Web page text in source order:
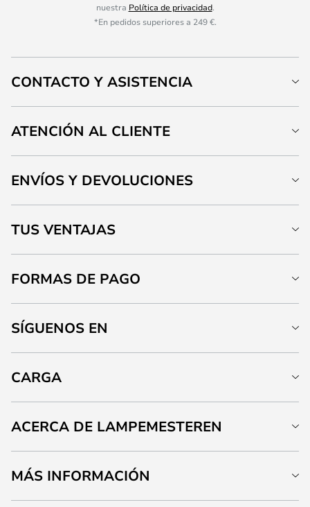
nuestra Política de privacidad.
*En pedidos superiores a 249 €.
CONTACTO Y ASISTENCIA
ATENCIÓN AL CLIENTE
ENVÍOS Y DEVOLUCIONES
TUS VENTAJAS
FORMAS DE PAGO
SÍGUENOS EN
CARGA
ACERCA DE LAMPEMESTEREN
MÁS INFORMACIÓN